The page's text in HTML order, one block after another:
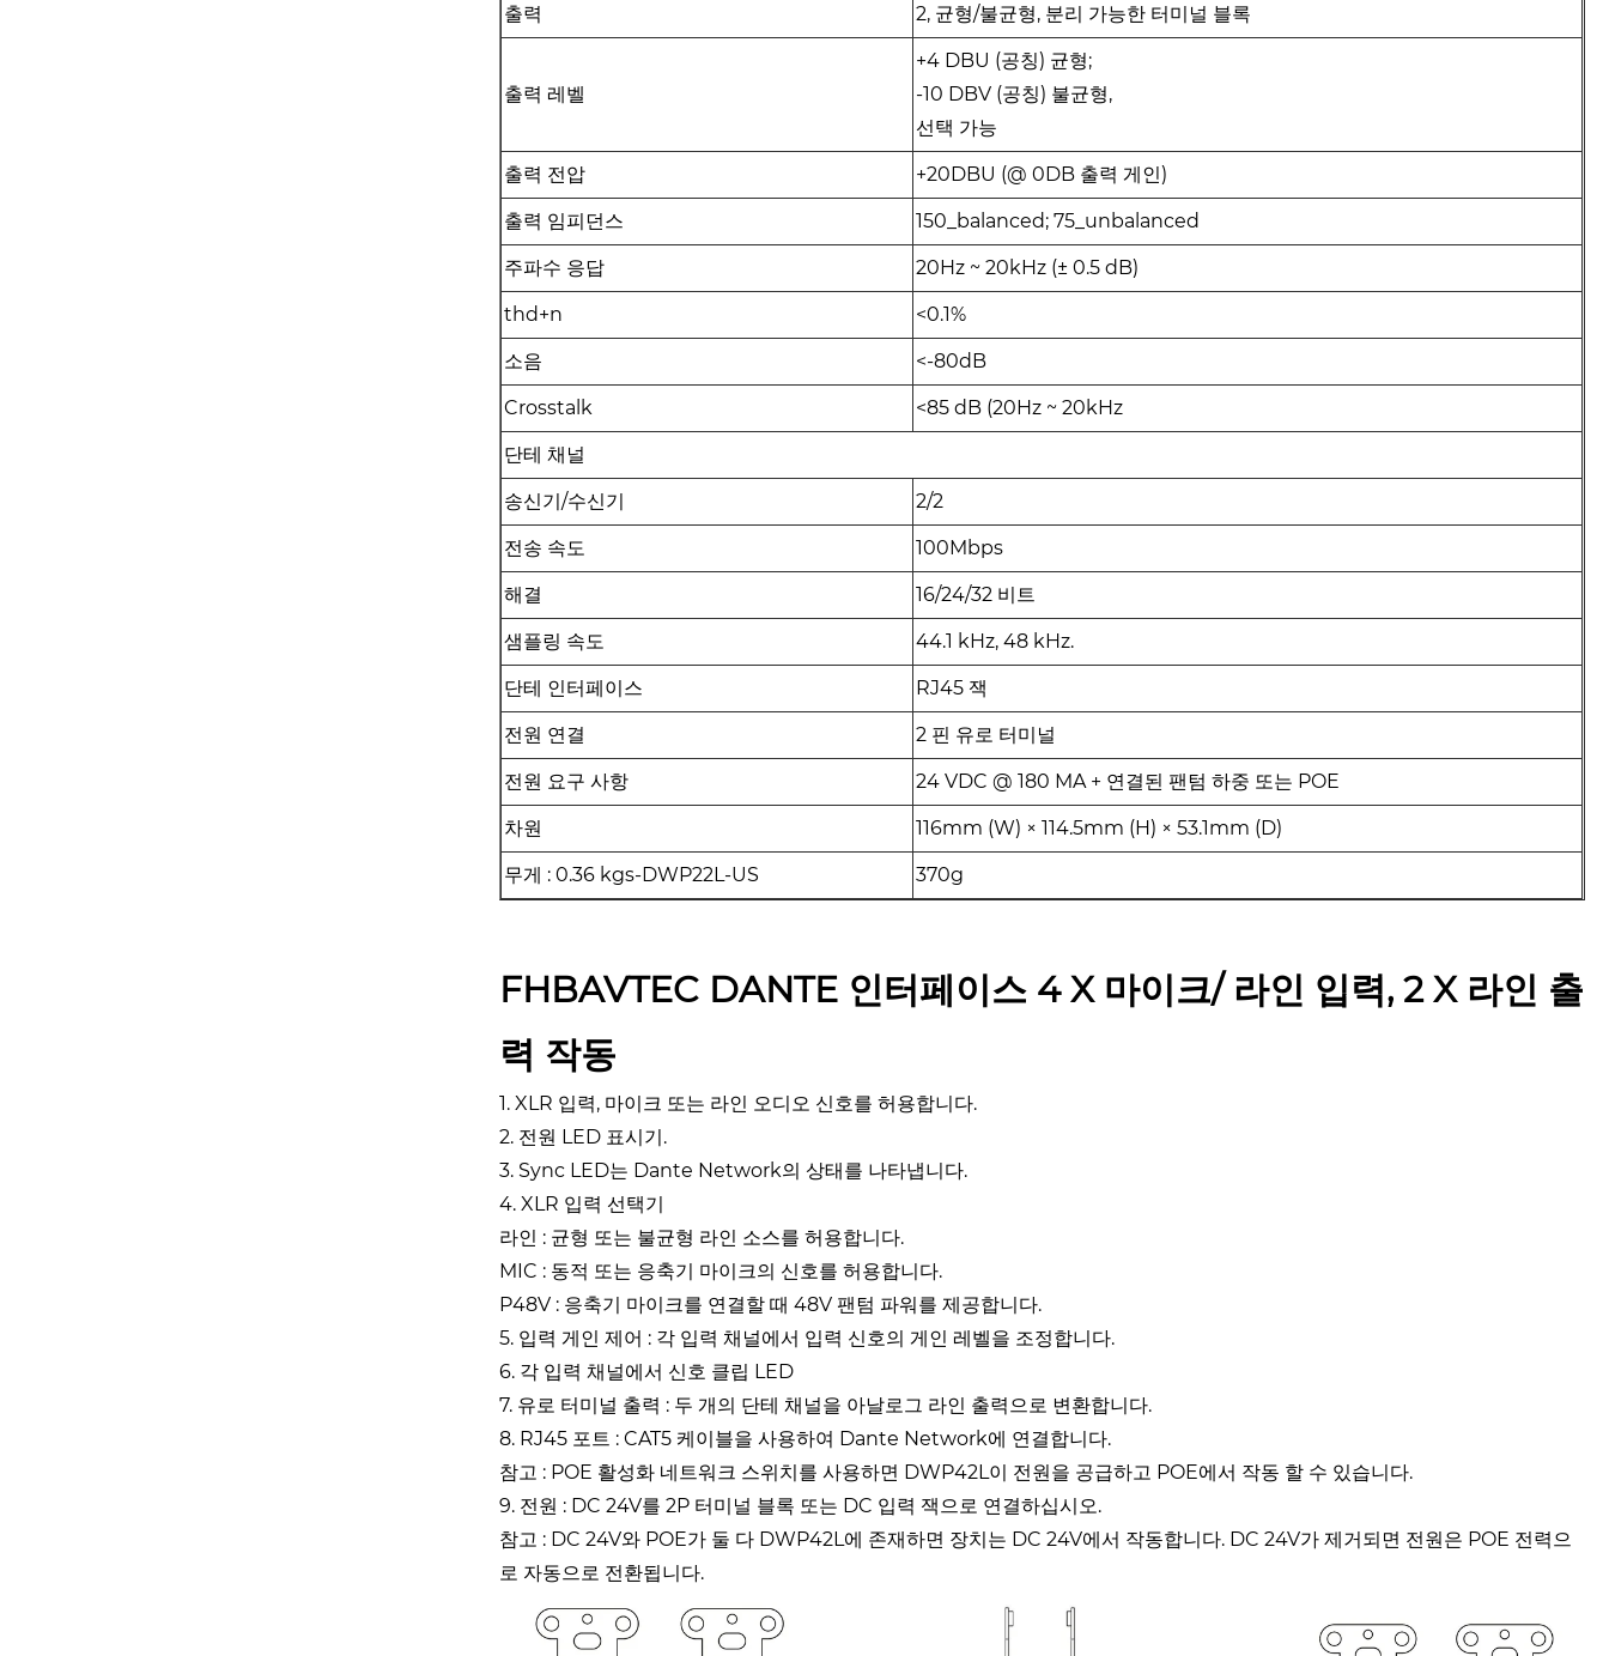
출력 2, 균형/불균형, 분리 가능한 터미널 블록
출력 레벨
+4 DBU (공칭) 균형;
-10 DBV (공칭) 불균형,
선택 가능
출력 전압 +20DBU (@ 0DB 출력 게인)
출력 임피던스 150_balanced; 75_unbalanced
주파수 응답 20Hz ~ 20kHz (± 0.5 dB)
thd+n <0.1%
소음 <-80dB
Crosstalk <85 dB (20Hz ~ 20kHz
단테 채널
송신기/수신기 2/2
전송 속도 100Mbps
해결 16/24/32 비트
샘플링 속도 44.1 kHz, 48 kHz.
단테 인터페이스 RJ45 잭
전원 연결 2 핀 유로 터미널
전원 요구 사항 24 VDC @ 180 MA + 연결된 팬텀 하중 또는 POE
차원 116mm (W) × 114.5mm (H) × 53.1mm (D)
무게 : 0.36 kgs-DWP22L-US 370g
FHBAVTEC DANTE 인터페이스 4 X 마이크/ 라인 입력, 2 X 라인 출
력 작동
1. XLR 입력, 마이크 또는 라인 오디오 신호를 허용합니다.
2. 전원 LED 표시기.
3. Sync LED는 Dante Network의 상태를 나타냅니다.
4. XLR 입력 선택기
라인 : 균형 또는 불균형 라인 소스를 허용합니다.
MIC : 동적 또는 응축기 마이크의 신호를 허용합니다.
P48V : 응축기 마이크를 연결할 때 48V 팬텀 파워를 제공합니다.
5. 입력 게인 제어 : 각 입력 채널에서 입력 신호의 게인 레벨을 조정합니다.
6. 각 입력 채널에서 신호 클립 LED
7. 유로 터미널 출력 : 두 개의 단테 채널을 아날로그 라인 출력으로 변환합니다.
8. RJ45 포트 : CAT5 케이블을 사용하여 Dante Network에 연결합니다.
참고 : POE 활성화 네트워크 스위치를 사용하면 DWP42L이 전원을 공급하고 POE에서 작동 할 수 있습니다.
9. 전원 : DC 24V를 2P 터미널 블록 또는 DC 입력 잭으로 연결하십시오.
참고 : DC 24V와 POE가 둘 다 DWP42L에 존재하면 장치는 DC 24V에서 작동합니다. DC 24V가 제거되면 전원은 POE 전력으
로 자동으로 전환됩니다.